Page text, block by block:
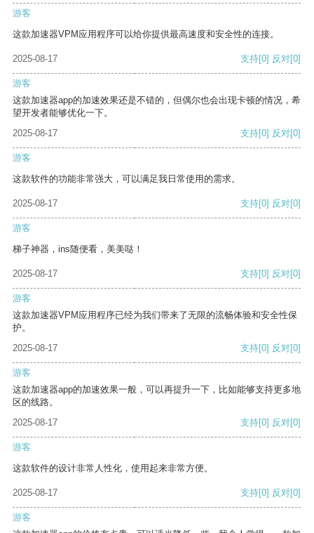
游客
这款加速器VPM应用程序可以给你提供最高速度和安全性的连接。
2025-08-17 支持[0] 反对[0]
游客
这款加速器app的加速效果还是不错的，但偶尔也会出现卡顿的情况，希
望开发者能够优化一下。
2025-08-17
支持[0] 反对[0]
游客
这款软件的功能非常强大，可以满足我日常使用的需求。
2025-08-17 支持[0] 反对[0]
游客
梯子神器，ins随便看，美美哒！
2025-08-17 支持[0] 反对[0]
游客
这款加速器VPM应用程序已经为我们带来了无限的流畅体验和安全性保
护。
2025-08-17
支持[0] 反对[0]
游客
这款加速器app的加速效果一般，可以再提升一下，比如能够支持更多地
区的线路。
2025-08-17
支持[0] 反对[0]
游客
这款软件的设计非常人性化，使用起来非常方便。
2025-08-17 支持[0] 反对[0]
游客